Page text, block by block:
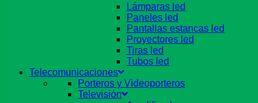
Lámparas led
Paneles led
Pantallas estancas led
Proyectores led
Tiras led
Tubos led
Telecomunicaciones
Porteros y Videoporteros
Televisión